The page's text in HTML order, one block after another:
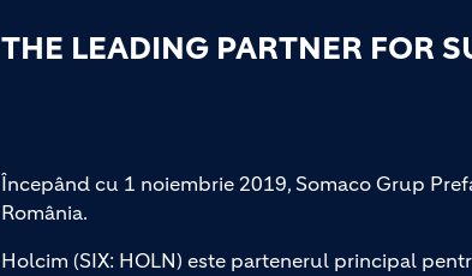
THE LEADING PARTNER FOR
Începând cu 1 noiembrie 2019, Somaco Grup
România.
Holcim (SIX: HOLN) este partenerul principal